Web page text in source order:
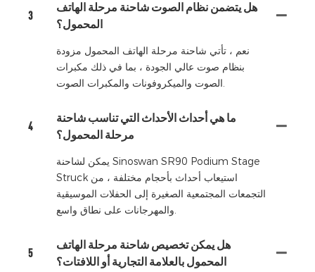
3
هل يتضمن نظام الصوت شاحنة مرحلة الهاتف
المحمول؟
نعم ، تأتي شاحنة مرحلة الهاتف المحمول مزودة
بنظام صوت عالي الجودة ، بما في ذلك مكبرات
الصوت والميكروفونات والمكبرات الصوت.
4
ما هي أحداث الأحداث التي تناسب شاحنة
مرحلة المحمول؟
يمكن لشاحنة Sinoswan SR90 Podium Stage
Struck استيعاب أحداث بأحجام مختلفة ، من
التجمعات المجتمعية الصغيرة إلى الحفلات الموسيقية
والمهرجانات على نطاق واسع.
5
هل يمكن تخصيص شاحنة مرحلة الهاتف
المحمول بالعلامة التجارية أو اللافتات؟